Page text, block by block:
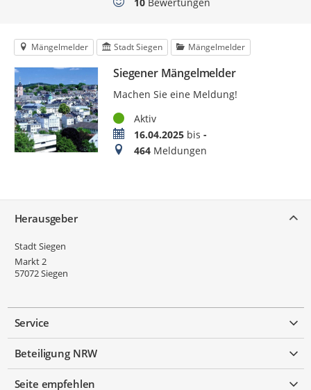
Mängelmelder Stadt Siegen Mängelmelder
Siegener Mängelmelder
Machen Sie eine Meldung!
StatusAktiv
Zeitraum16.04.2025bis -
Meldungen
464Meldungen
Herausgeber
Stadt Siegen
Markt 2
57072Siegen
Service
Beteiligung NRW
Seite empfehlen